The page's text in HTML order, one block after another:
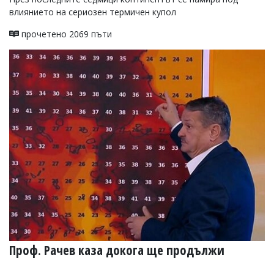
влиянието на сериозен термичен купол
прочетено 2069 пъти
Проф. Рачев каза докога ще продължи